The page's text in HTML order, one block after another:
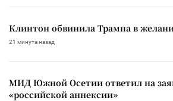
Клинтон обвинила Трампа в
21 минута назад
МИД Южной Осетии ответил на
«российской аннексии»